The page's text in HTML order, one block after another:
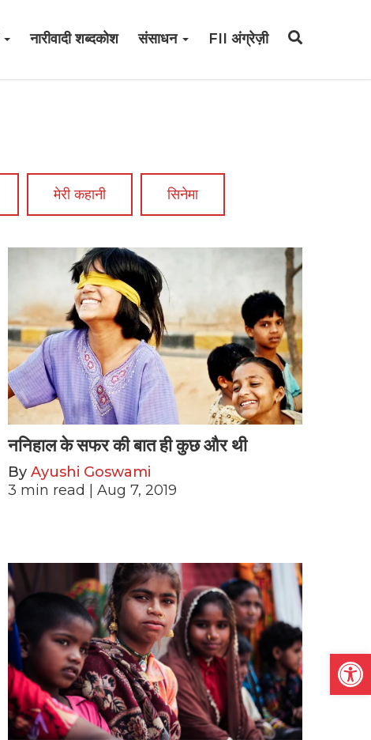
नारीवादी शब्दकोश संसाधन FII अंग्रेज़ी
मेरी कहानी सिनेमा
ननिहाल के सफर की बात ही कुछ और थी
By Ayushi Goswami
3 min read | Aug 7, 2019